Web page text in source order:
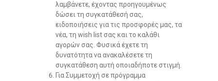
λαμβάνετε, έχοντας πρoηγουμένως
δώσει τη συγκατάθεσή σας,
ειδοποιήσεις για τις προσφορές μας, τα
νέα, τη wish list σας και το καλάθι
αγορών σας. Φυσικά έχετε τη
δυνατότητα να ανακαλέσετε τη
συγκατάθεση αυτή οποιαδήποτε στιγμή.
Για Συμμετοχή σε πρόγραμμα